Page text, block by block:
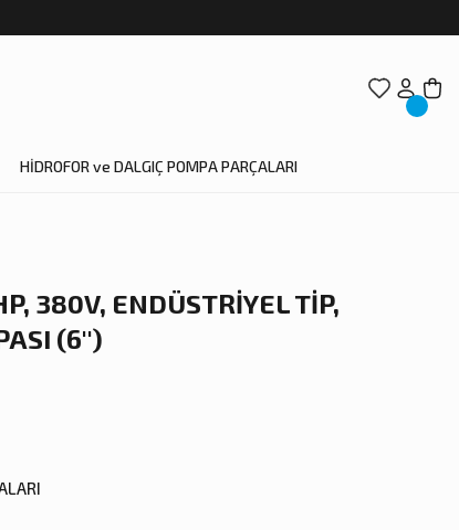
HİDROFOR ve DALGIÇ POMPA PARÇALARI
380V, ENDÜSTRİYEL TİP,
(6'')